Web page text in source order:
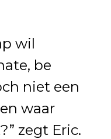
wil
be
niet een
waar
zegt Eric.